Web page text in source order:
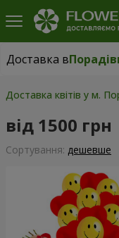
Доставка в
Доставка в
Доставка квітів у м.
від 1500 грн
Сортування: дешевше